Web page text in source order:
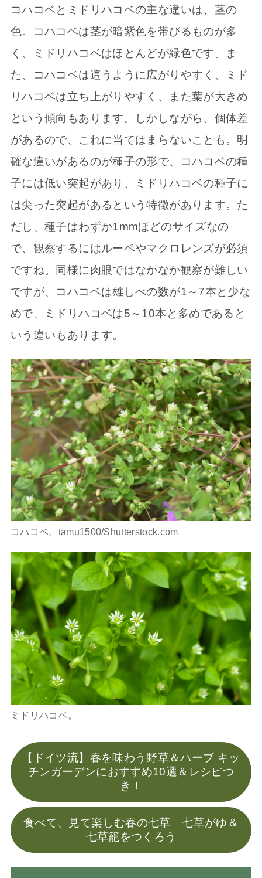
コハコベとミドリハコベの主な違いは、茎の
色。コハコベは茎が暗紫色を帯びるものが多
く、ミドリハコベはほとんどが緑色です。ま
た、コハコベは這うように広がりやすく、ミド
リハコベは立ち上がりやすく、また葉が大きめ
という傾向もあります。しかしながら、個体差
があるので、これに当てはまらないことも。明
確な違いがあるのが種子の形で、コハコベの種
子には低い突起があり、ミドリハコベの種子に
は尖った突起があるという特徴があります。た
だし、種子はわずか1mmほどのサイズなの
で、観察するにはルーペやマクロレンズが必須
ですね。同様に肉眼ではなかなか観察が難しい
ですが、コハコベは雄しべの数が1～7本と少な
めで、ミドリハコベは5～10本と多めであると
いう違いもあります。
コハコベ。tamu1500/Shutterstock.com
ミドリハコベ。
【ドイツ流】春を味わう野草＆ハーブ キッ
チンガーデンにおすすめ10選＆レシピつ
き！
食べて、見て楽しむ春の七草 七草がゆ＆
七草籠をつくろう